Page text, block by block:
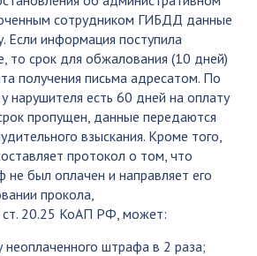
сотрудником ГИБДД данные
Если информация поступила
то срок для обжалования (10 дней)
получения письма адресатом. По
нарушителя есть 60 дней на оплату
пропущен, данные передаются
взыскания. Кроме того,
протокол о том, что
был оплачен и направляет его
прокола,
ст. 20.25 КоАП РФ, может:
неоплаченного штрафа в 2 раза;